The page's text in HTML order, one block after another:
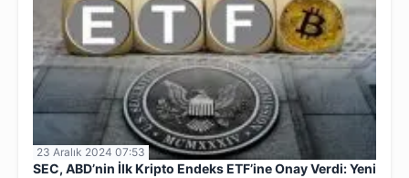
23 Aralık 2024 07:53
SEC, ABD’nin İlk Kripto Endeks ETF’ine Onay Verdi: Yeni